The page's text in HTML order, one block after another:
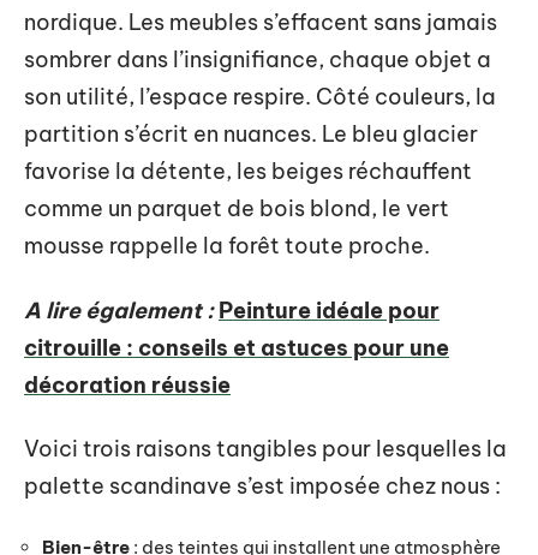
nordique. Les meubles s’effacent sans jamais
sombrer dans l’insignifiance, chaque objet a
son utilité, l’espace respire. Côté couleurs, la
partition s’écrit en nuances. Le bleu glacier
favorise la détente, les beiges réchauffent
comme un parquet de bois blond, le vert
mousse rappelle la forêt toute proche.
A lire également : Peinture idéale pour
citrouille : conseils et astuces pour une
décoration réussie
Voici trois raisons tangibles pour lesquelles la
palette scandinave s’est imposée chez nous :
Bien-être : des teintes qui installent une atmosphère